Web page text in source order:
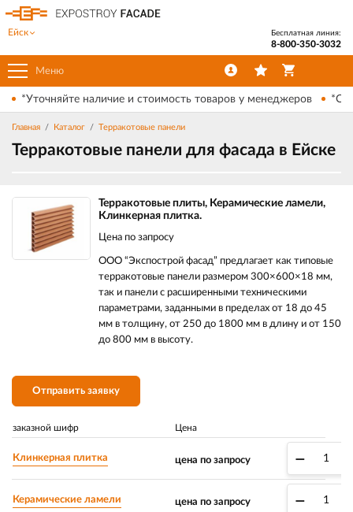
Меню
Ейск Бесплатная линия:
8-800-350-3032
*Уточняйте наличие и стоимость товаров у менеджеров
Главная Каталог Терракотовые панели
Терракотовые панели для фасада в Ейске
Терракотовые плиты, Керамические ламели,
Клинкерная плитка.
Цена по запросу
ООО “Экспострой фасад” предлагает как типовые
терракотовые панели размером 300×600×18 мм,
так и панели с расширенными техническими
параметрами, заданными в пределах от 18 до 45
мм в толщину, от 250 до 1800 мм в длину и от 150
до 800 мм в высоту.
Отправить заявку
заказной шифр Цена
Клинкерная плитка цена по запросу –
Керамические ламели цена по запросу –